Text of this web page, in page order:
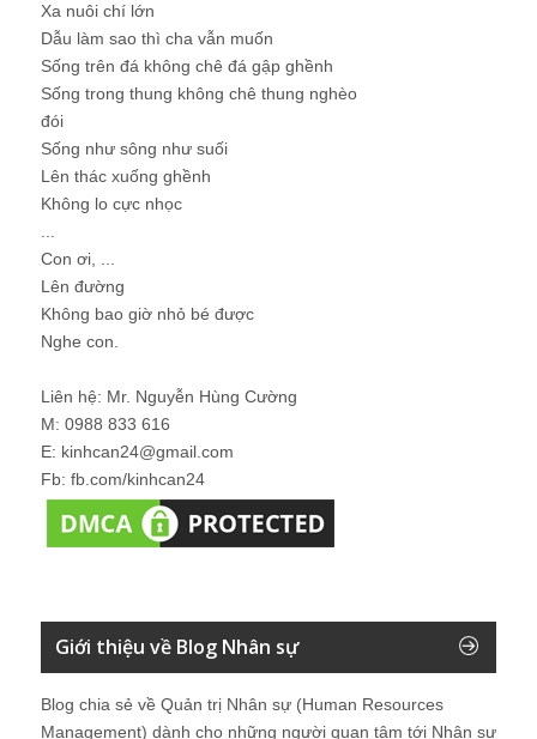
Xa nuôi chí lớn
Dẫu làm sao thì cha vẫn muốn
Sống trên đá không chê đá gập ghềnh
Sống trong thung không chê thung nghèo
đói
Sống như sông như suối
Lên thác xuống ghềnh
Không lo cực nhọc
Con ơi, ...
Lên đường
Không bao giờ nhỏ bé được
Nghe con.
Liên hệ: Mr. Nguyễn Hùng Cường
M: 0988 833 616
E: kinhcan24@gmail.com
Fb: fb.com/kinhcan24
Giới thiệu về Blog Nhân sự
Blog chia sẻ về Quản trị Nhân sự (Human Resources
Management) dành cho những người quan tâm tới Nhân sự